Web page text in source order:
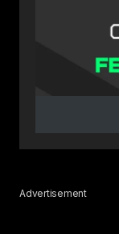
Advertisement